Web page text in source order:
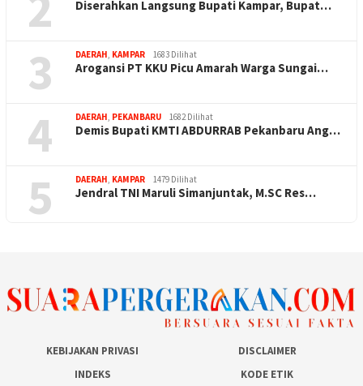
Diserahkan Langsung Bupati Kampar, Bupat…
3 DAERAH, KAMPAR 1683 Dilihat
Arogansi PT KKU Picu Amarah Warga Sungai…
4 DAERAH, PEKANBARU 1682 Dilihat
Demis Bupati KMTI ABDURRAB Pekanbaru Ang…
5 DAERAH, KAMPAR 1479 Dilihat
Jendral TNI Maruli Simanjuntak, M.SC Res…
KEBIJAKAN PRIVASI
DISCLAIMER
INDEKS
KODE ETIK